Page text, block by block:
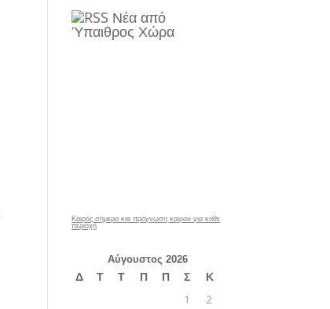
Νέα από
Ύπαιθρος Χώρα
Καιρός σήμερα και πρόγνωση καιρού για κάθε
περιοχή
Αύγουστος 2026
Δ Τ Τ Π Π Σ
Κ
1
2